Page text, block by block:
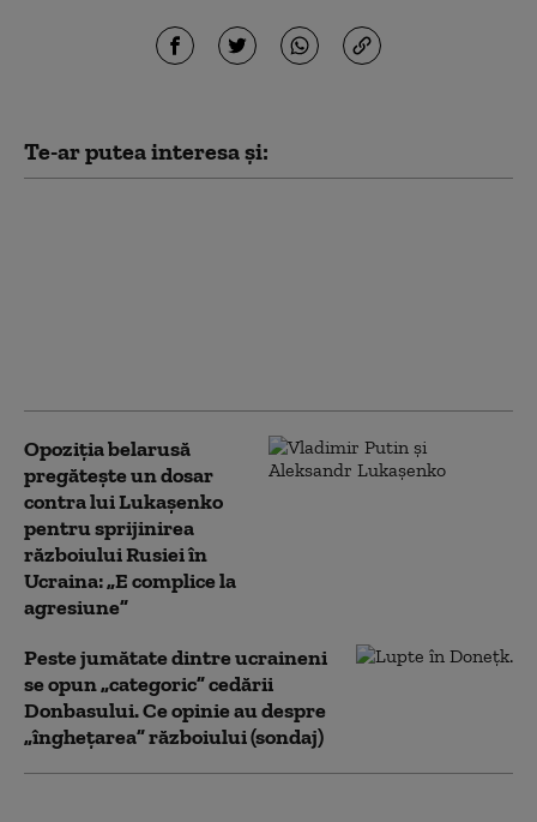
Te-ar putea interesa și:
Opoziția belarusă
pregătește un dosar
contra lui Lukașenko
pentru sprijinirea
războiului Rusiei în
Ucraina: „E complice la
agresiune”
Peste jumătate dintre ucraineni
se opun „categoric” cedării
Donbasului. Ce opinie au despre
„înghețarea” războiului (sondaj)